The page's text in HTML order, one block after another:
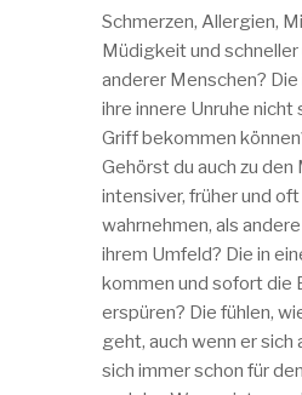
Schmerzen, Allergien,
Müdigkeit und
anderer Menschen?
ihre innere Unruhe nicht
Griff bekommen
Gehörst du auch zu den
intensiver, früher und
wahrnehmen, als
ihrem Umfeld? Die in
kommen und sofort die
erspüren? Die fühlen,
geht, auch wenn er sich
sich immer schon für